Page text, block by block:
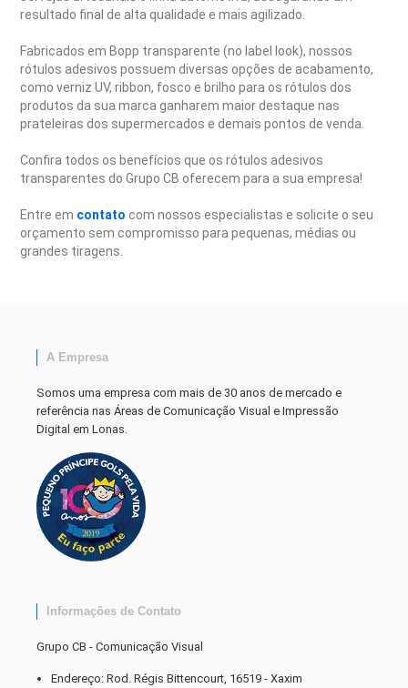
resultado final de alta qualidade e mais agilizado.
Fabricados em Bopp transparente (no label look), nossos
rótulos adesivos possuem diversas opções de acabamento,
como verniz UV, ribbon, fosco e brilho para os rótulos dos
produtos da sua marca ganharem maior destaque nas
prateleiras dos supermercados e demais pontos de venda.
Confira todos os benefícios que os rótulos adesivos
transparentes do Grupo CB oferecem para a sua empresa!
Entre em contato com nossos especialistas e solicite o seu
orçamento sem compromisso para pequenas, médias ou
grandes tiragens.
A Empresa
Somos uma empresa com mais de 30 anos de mercado e
referência nas Áreas de Comunicação Visual e Impressão
Digital em Lonas.
Informações de Contato
Grupo CB - Comunicação Visual
Endereço: Rod. Régis Bittencourt, 16519 - Xaxim